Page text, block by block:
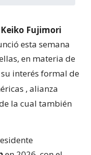
Keiko Fujimori
esta semana
en materia de
interés formal de
, alianza
la cual también